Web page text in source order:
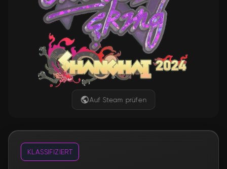
Auf Steam prüfen
KLASSIFIZIERT